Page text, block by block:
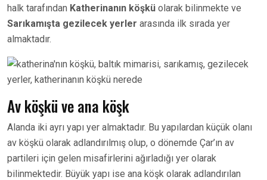
halk tarafından Katherinanın köşkü olarak bilinmekte ve
Sarıkamışta gezilecek yerler arasında ilk sırada yer
almaktadır.
Av köşkü ve ana köşk
Alanda iki ayrı yapı yer almaktadır. Bu yapılardan küçük olanı
av köşkü olarak adlandırılmış olup, o dönemde Çar’ın av
partileri için gelen misafirlerini ağırladığı yer olarak
bilinmektedir. Büyük yapı ise ana köşk olarak adlandırılan